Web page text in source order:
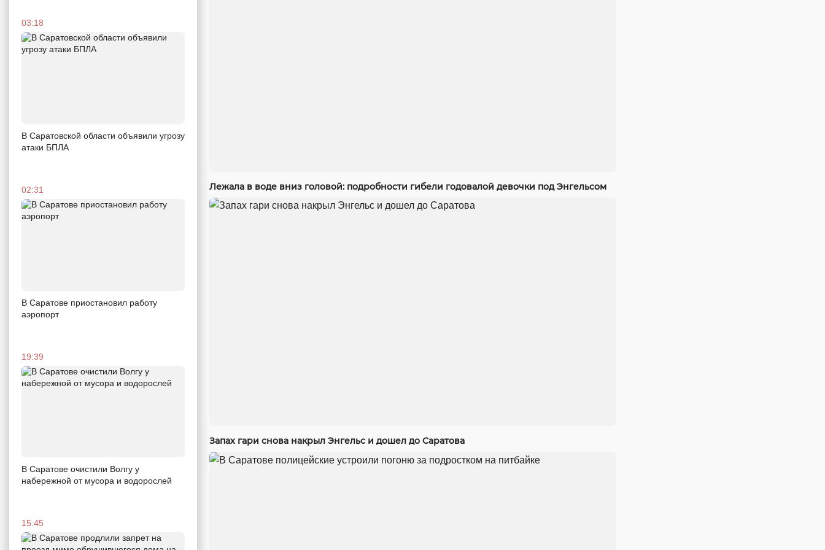
03:18
В Саратовской области объявили угрозу
атаки БПЛА
02:31
В Саратове приостановил работу
аэропорт
19:39
В Саратове очистили Волгу у
набережной от мусора и водорослей
15:45
Лежала в воде вниз головой: подробности гибели годовалой девочки под Энгельсом
Запах гари снова накрыл Энгельс и дошел до Саратова